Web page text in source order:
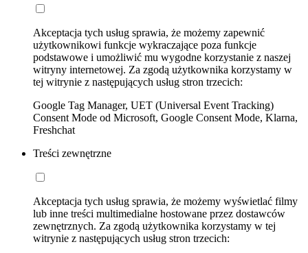
Akceptacja tych usług sprawia, że możemy zapewnić
użytkownikowi funkcje wykraczające poza funkcje
podstawowe i umożliwić mu wygodne korzystanie z naszej
witryny internetowej. Za zgodą użytkownika korzystamy w
tej witrynie z następujących usług stron trzecich:
Google Tag Manager, UET (Universal Event Tracking)
Consent Mode od Microsoft, Google Consent Mode, Klarna,
Freshchat
Treści zewnętrzne
Akceptacja tych usług sprawia, że możemy wyświetlać filmy
lub inne treści multimedialne hostowane przez dostawców
zewnętrznych. Za zgodą użytkownika korzystamy w tej
witrynie z następujących usług stron trzecich: